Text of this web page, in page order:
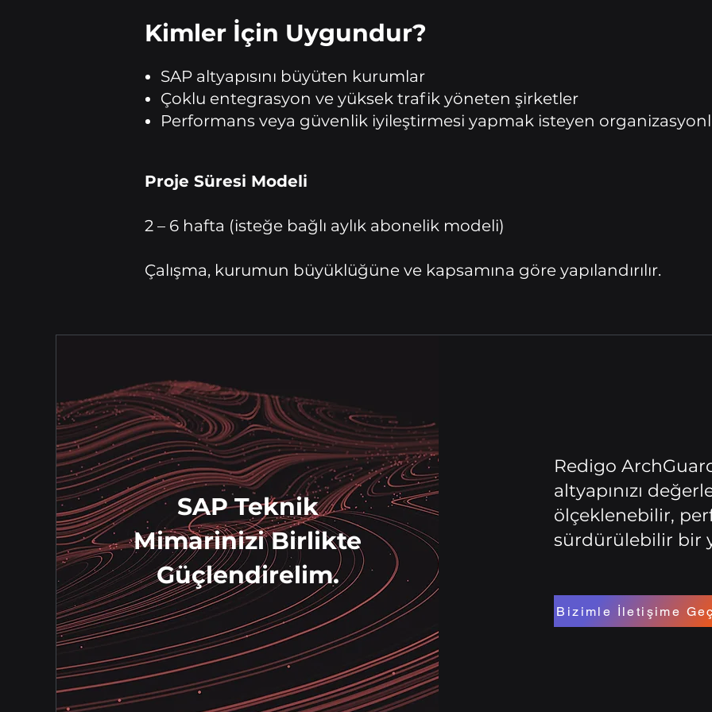
Kimler İçin Uygundur?
SAP altyapısını büyüten kurumlar
Çoklu entegrasyon ve yüksek trafik yöneten şirketler
Performans veya güvenlik iyileştirmesi yapmak isteyen
Proje Süresi Modeli
2 – 6 hafta (isteğe bağlı aylık abonelik modeli)
Çalışma, kurumun büyüklüğüne ve kapsamına göre yapılandırılır.
SAP Teknik
Mimarinizi Birlikte
Güçlendirelim.
Redigo
altyapınızı
ölçeklenebilir,
sürdürülebilir bir
Bizimle İletişime